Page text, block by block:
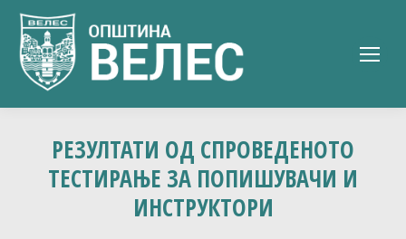
РЕЗУЛТАТИ ОД СПРОВЕДЕНОТО
ТЕСТИРАЊЕ ЗА ПОПИШУВАЧИ И
ИНСТРУКТОРИ